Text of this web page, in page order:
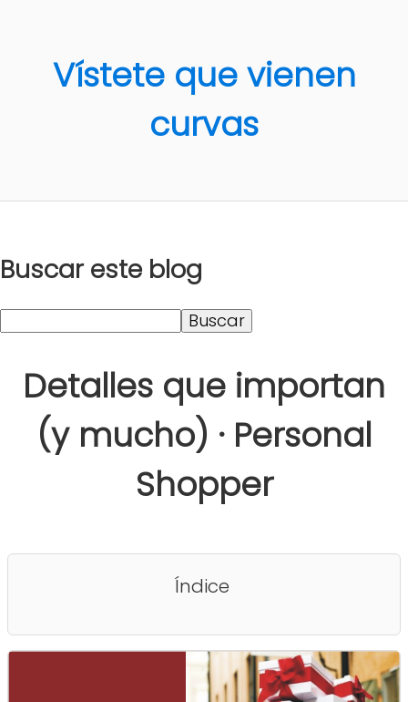
Vístete que vienen
curvas
Buscar este blog
Detalles que importan
(y mucho) · Personal
Shopper
Índice